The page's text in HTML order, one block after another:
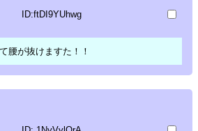
ID:ftDI9YUhwg
腰が抜けますた！！